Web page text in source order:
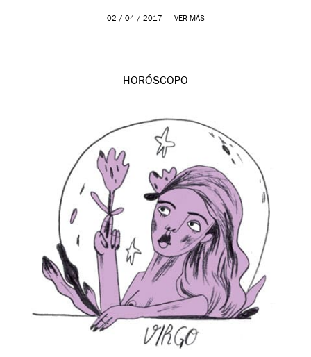
02 / 04 / 2017 — VER MÁS
HORÓSCOPO